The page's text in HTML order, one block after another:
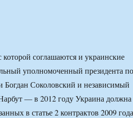
соглашаются и украинские
уполномоченный президента по
Богдан Соколовский и независимый
— в 2012 году Украина должна
в статье 2 контрактов 2009